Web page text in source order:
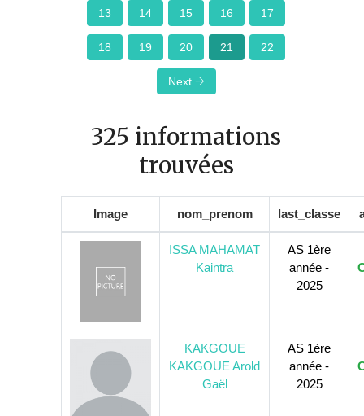
13 14 15 16 17
18 19 20 21 22
Next
325 informations
trouvées
Image nom_prenom last_classe
ISSA MAHAMAT
Kaintra
AS 1ère
année -
2025
KAKGOUE
KAKGOUE Arold
Gaël
AS 1ère
année -
2025